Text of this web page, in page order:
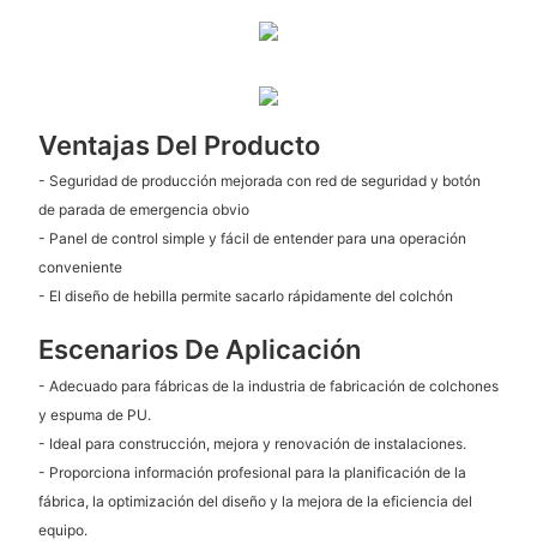
Ventajas Del Producto
- Seguridad de producción mejorada con red de seguridad y botón
de parada de emergencia obvio
- Panel de control simple y fácil de entender para una operación
conveniente
- El diseño de hebilla permite sacarlo rápidamente del colchón
Escenarios De Aplicación
- Adecuado para fábricas de la industria de fabricación de colchones
y espuma de PU.
- Ideal para construcción, mejora y renovación de instalaciones.
- Proporciona información profesional para la planificación de la
fábrica, la optimización del diseño y la mejora de la eficiencia del
equipo.